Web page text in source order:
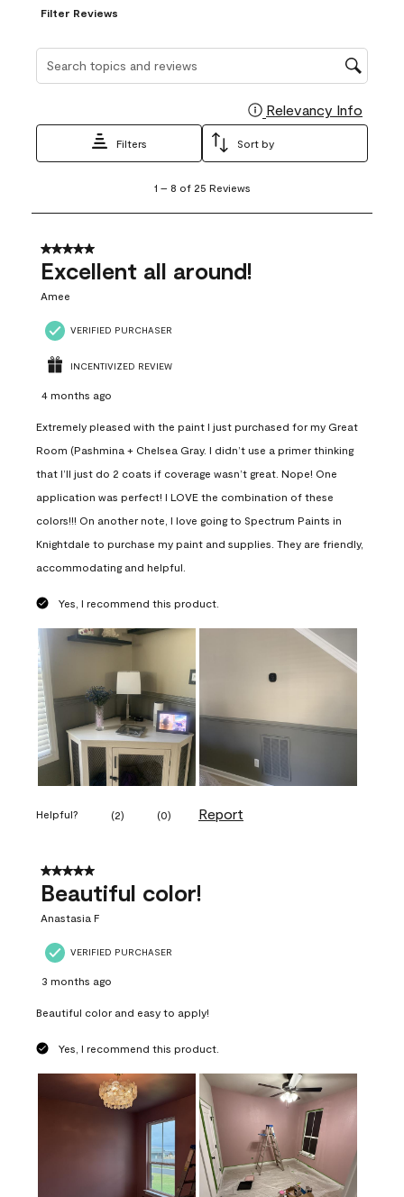
Filter Reviews
Relevancy Info
Filters Sort by
8
25
Reviews
1 – 8 of 25 Reviews
5 out of 5 stars.
Excellent all around!
Amee
VERIFIED PURCHASER
INCENTIVIZED REVIEW
4 months ago
Extremely pleased with the paint I just purchased for my Great
Room (Pashmina + Chelsea Gray. I didn’t use a primer thinking
that I’ll just do 2 coats if coverage wasn’t great. Nope! One
application was perfect! I LOVE the combination of these
colors!!! On another note, I love going to Spectrum Paints in
Knightdale to purchase my paint and supplies. They are friendly,
accommodating and helpful.
Yes, I recommend this product.
Helpful? (2) (0) Report
5 out of 5 stars.
Beautiful color!
Anastasia F
VERIFIED PURCHASER
3 months ago
Beautiful color and easy to apply!
Yes, I recommend this product.